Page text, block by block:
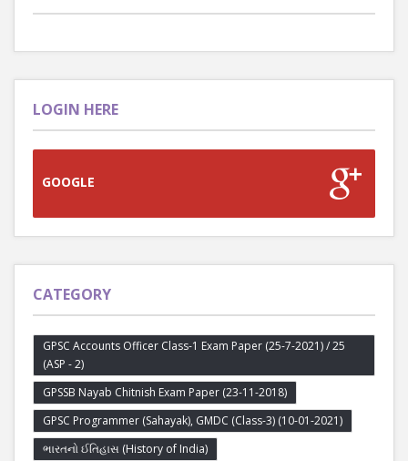
LOGIN HERE
GOOGLE
CATEGORY
GPSC Accounts Officer Class-1 Exam Paper (25-7-2021) / 25
(ASP - 2)
GPSSB Nayab Chitnish Exam Paper (23-11-2018)
GPSC Programmer (Sahayak), GMDC (Class-3) (10-01-2021)
ભારતનો ઈતિહાસ (History of India)